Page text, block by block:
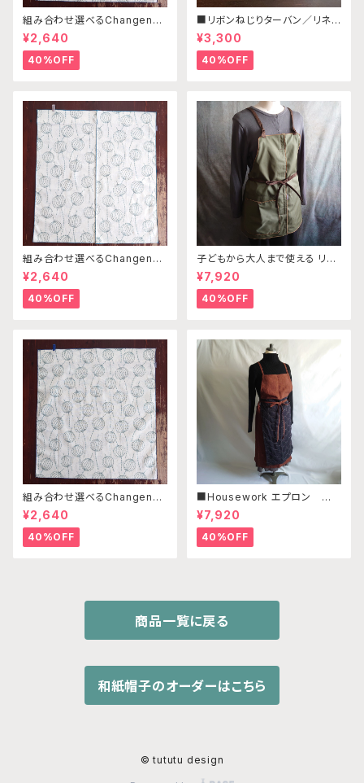
組み合わせ選べるChangenab
leエプロン ※前部分のみ エ
ンゼルフィッシュブルー×ネイビ
ー （※本体部分は別売りです）
¥2,640
40%OFF
■リボンねじりターバン／リネ
ン・コットンリネン ボルドー・ラ
イトグレー刺繡
¥3,300
40%OFF
組み合わせ選べるChangenab
leエプロン ※前部分のみ エ
ンゼルフィッシュブルー×ダーク
グリーン （※本体部分は別売
りです）
¥2,640
40%OFF
子どもから大人まで使える リバ
ーシブルワークエプロン カー
キ×ブラウン×ベージュ
¥7,920
40%OFF
組み合わせ選べるChangenab
leエプロン ※前部分のみ エ
ンゼルフィッシュブルー×ネイビ
ー （※本体部分は別売りです）
¥2,640
40%OFF
■Housework エプロン ／リ
ネン・コットンリネン レンガ・ブ
ラック刺繍
¥7,920
40%OFF
商品一覧に戻る
和紙帽子のオーダーはこちら
© tututu design